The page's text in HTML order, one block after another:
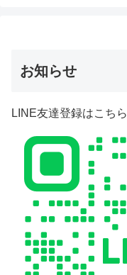
お知らせ
LINE友達登録はこちら